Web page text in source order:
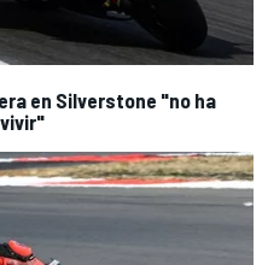
en Silverstone "no ha